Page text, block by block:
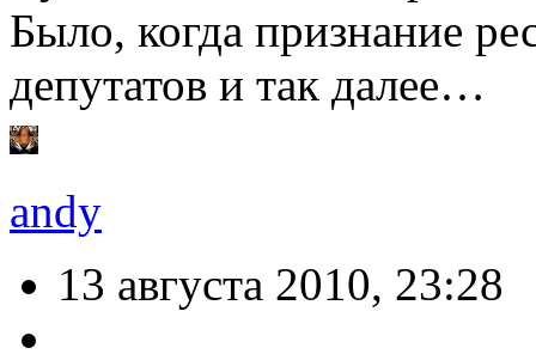
Было, когда признание
депутатов и так далее…
andy
13 августа 2010, 23:28